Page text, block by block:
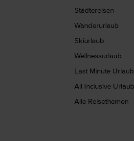
Städtereisen
Wanderurlaub
Skiurlaub
Wellnessurlaub
Last Minute Urlaub
All Inclusive Urlaub
Alle Reisethemen